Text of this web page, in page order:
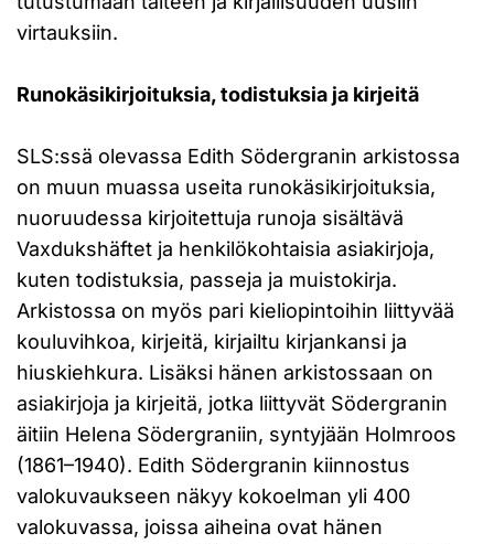
virtauksiin.
Runokäsikirjoituksia, todistuksia ja kirjeitä
SLS:ssä olevassa Edith Södergranin arkistossa
on muun muassa useita runokäsikirjoituksia,
nuoruudessa kirjoitettuja runoja sisältävä
Vaxdukshäftet ja henkilökohtaisia asiakirjoja,
kuten todistuksia, passeja ja muistokirja.
Arkistossa on myös pari kieliopintoihin liittyvää
kouluvihkoa, kirjeitä, kirjailtu kirjankansi ja
hiuskiehkura. Lisäksi hänen arkistossaan on
asiakirjoja ja kirjeitä, jotka liittyvät Södergranin
äitiin Helena Södergraniin, syntyjään Holmroos
(1861–1940). Edith Södergranin kiinnostus
valokuvaukseen näkyy kokoelman yli 400
valokuvassa, joissa aiheina ovat hänen